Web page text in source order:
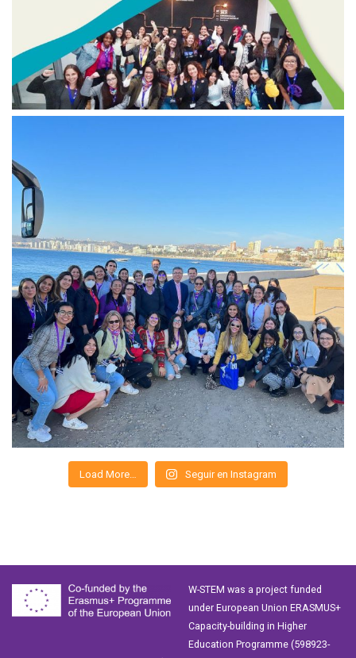
Load More… Seguir en Instagram
W-STEM was a project funded
under European Union ERASMUS+
Capacity-building in Higher
Education Programme (598923-